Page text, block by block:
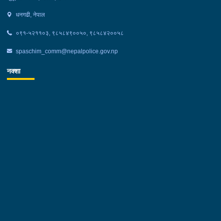
धनगढी, नेपाल
०९१-५२११०३, ९८५८४९००५०, ९८५८४२००५८
spaschim_comm@nepalpolice.gov.np
नक्शा